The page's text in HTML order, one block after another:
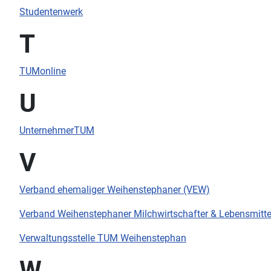
Studentenwerk
T
TUMonline
U
UnternehmerTUM
V
Verband ehemaliger Weihenstephaner (VEW)
Verband Weihenstephaner Milchwirtschafter &
Verwaltungsstelle TUM Weihenstephan